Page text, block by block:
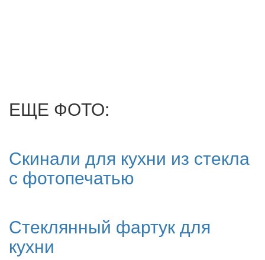
ЕЩЕ ФОТО:
Скинали для кухни из стекла
с фотопечатью
Стеклянный фартук для
кухни